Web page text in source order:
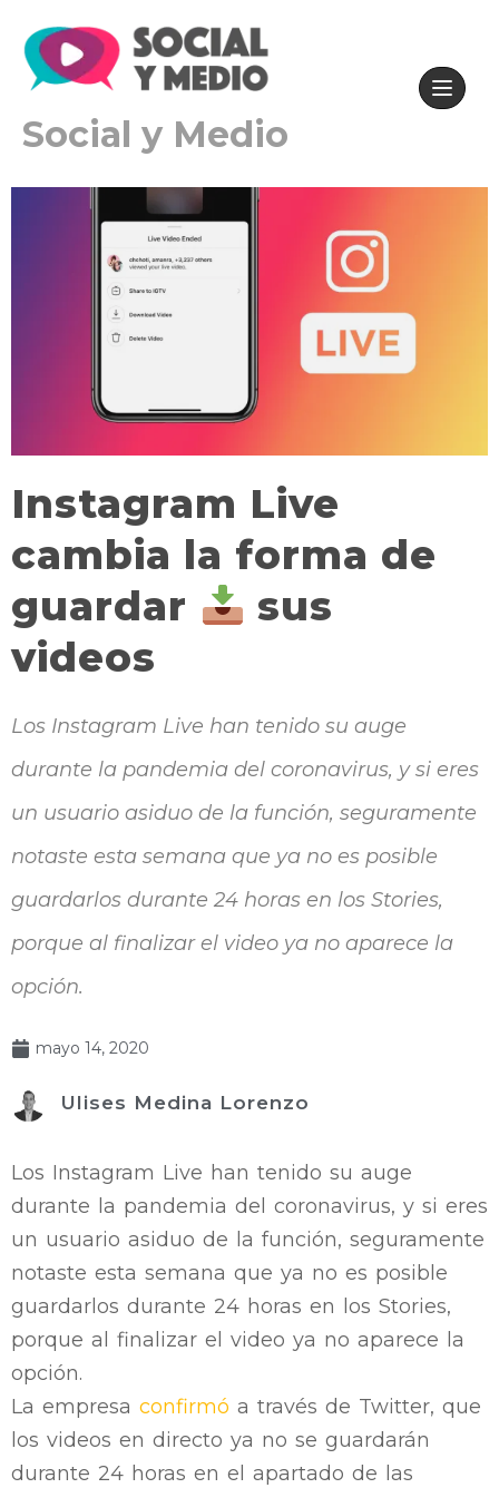
Social y Medio
Instagram Live
cambia la forma de
guardar
sus
videos
Los Instagram Live han tenido su auge
durante la pandemia del coronavirus, y si eres
un usuario asiduo de la función, seguramente
notaste esta semana que ya no es posible
guardarlos durante 24 horas en los Stories,
porque al finalizar el video ya no aparece la
opción.
mayo 14, 2020
Ulises Medina Lorenzo
Los Instagram Live han tenido su auge
durante la pandemia del coronavirus, y si eres
un usuario asiduo de la función, seguramente
notaste esta semana que ya no es posible
guardarlos durante 24 horas en los Stories,
porque al finalizar el video ya no aparece la
opción.
La empresa confirmó a través de Twitter, que
los videos en directo ya no se guardarán
durante 24 horas en el apartado de las